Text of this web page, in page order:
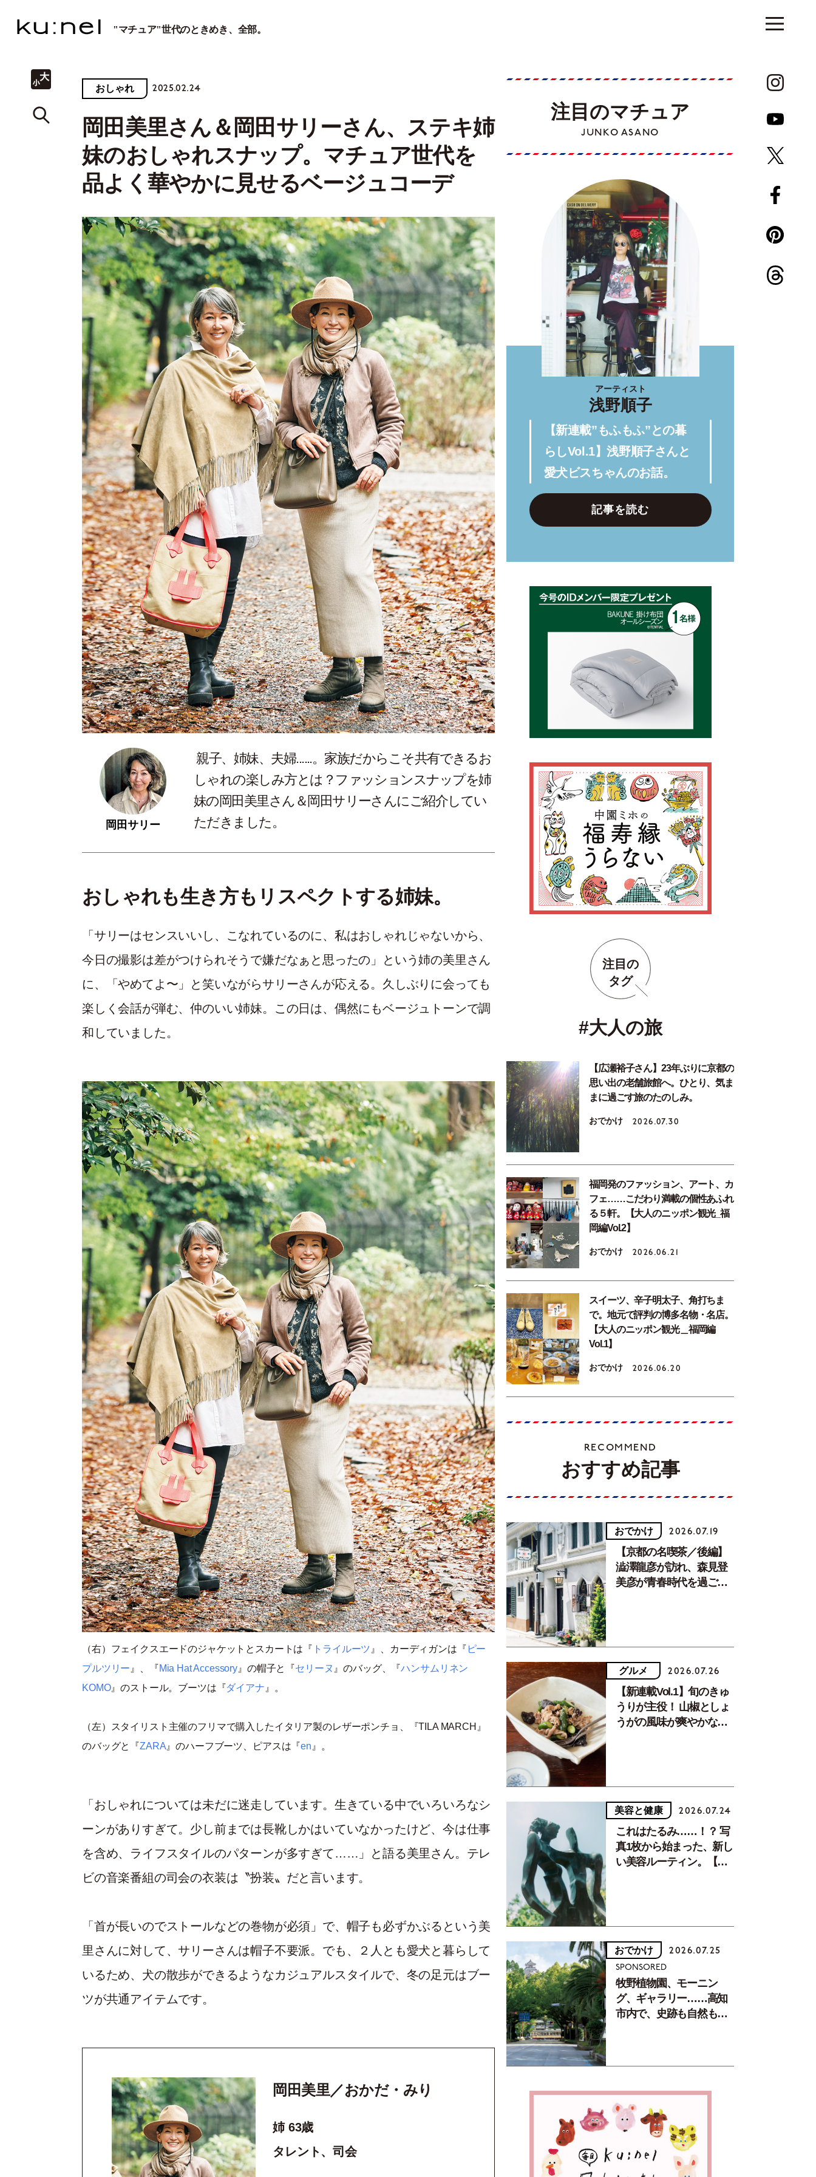
"マチュア"世代のときめき、全部。
おしゃれ 2025.02.24
岡田美里さん＆岡田サリーさん、ステキ姉
妹のおしゃれスナップ。マチュア世代を
品よく華やかに見せるベージュコーデ
岡田サリー
親子、姉妹、夫婦......。家族だからこそ共有できるお
しゃれの楽しみ方とは？ファッションスナップを姉
妹の岡田美里さん＆岡田サリーさんにご紹介してい
ただきました。
おしゃれも生き方もリスペクトする姉妹。
「サリーはセンスいいし、こなれているのに、私はおしゃれじゃないから、
今日の撮影は差がつけられそうで嫌だなぁと思ったの」という姉の美里さん
に、「やめてよ〜」と笑いながらサリーさんが応える。久しぶりに会っても
楽しく会話が弾む、仲のいい姉妹。この日は、偶然にもベージュトーンで調
和していました。
（右）フェイクスエードのジャケットとスカートは『 トライルーツ 』、カーディガンは『 ピー
プルツリー 』、『Mia Hat Accessory 』の帽子と『セリーヌ 』のバッグ、『ハンサムリネン
KOMO』のストール。ブーツは『ダイアナ 』。
（左）スタイリスト主催のフリマで購入したイタリア製のレザーポンチョ、『TILA MARCH』
のバッグと『ZARA 』のハーフブーツ、ピアスは『en 』。
「おしゃれについては未だに迷走しています。生きている中でいろいろなシ
ーンがありすぎて。少し前までは長靴しかはいていなかったけど、今は仕事
を含め、ライフスタイルのパターンが多すぎて……」と語る美里さん。テレ
ビの音楽番組の司会の衣装は〝扮装〟だと言います。
「首が長いのでストールなどの巻物が必須」で、帽子も必ずかぶるという美
里さんに対して、サリーさんは帽子不要派。でも、２人とも愛犬と暮らして
いるため、犬の散歩ができるようなカジュアルスタイルで、冬の足元はブー
ツが共通アイテムです。
岡田美里／おかだ・みり
姉 63歳
タレント、司会
注目のマチュア
JUNKO ASANO
アーティスト
浅野順子
【新連載”もふもふ”との暮
らしVol.1】浅野順子さんと
愛犬ビスちゃんのお話。
記事を読む
注目の
タグ
#大人の旅
【広瀬裕子さん】23年ぶりに京都の
思い出の老舗旅館へ。ひとり、気ま
まに過ごす旅のたのしみ。
おでかけ 2026.07.30
福岡発のファッション、アート、カ
フェ……こだわり満載の個性あふれ
る５軒。【大人のニッポン観光_福
岡編Vol.2】
おでかけ 2026.06.21
スイーツ、辛子明太子、角打ちま
で。地元で評判の博多名物・名店。
【大人のニッポン観光＿福岡編
Vol.1】
おでかけ 2026.06.20
RECOMMEND
おすすめ記事
おでかけ 2026.07.19
【京都の名喫茶／後編】
澁澤龍彦が訪れ、森見登
美彦が青春時代を過ごし
グルメ 2026.07.26
【新連載Vol.1】旬のきゅ
うりが主役！ 山椒としょ
うがの風味が爽やかな、
美容と健康 2026.07.24
これはたるみ……！？ 写
真1枚から始まった、新し
い美容ルーティン。【中
おでかけ 2026.07.25
SPONSORED
牧野植物園、モーニン
グ、ギャラリー……高知
市内で、史跡も自然もグ